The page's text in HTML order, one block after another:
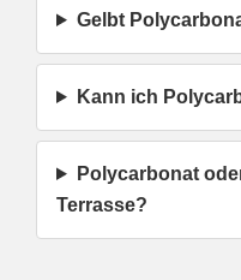
Gelbt
Kann ich
Polycarbonat
Terrasse?